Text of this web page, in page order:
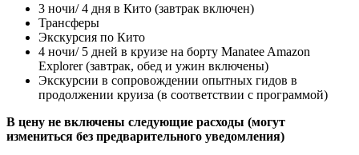
3 ночи/ 4 дня в Кито (завтрак включен)
Трансферы
Экскурсия по Кито
4 ночи/ 5 дней в круизе на борту Manatee Amazon
Explorer (завтрак, обед и ужин включены)
Экскурсии в сопровождении опытных гидов в
продолжении круиза (в соответствии с программой)
В цену не включены следующие расходы (могут
измениться без предварительного уведомления)